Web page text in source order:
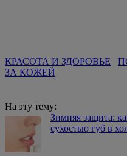
КРАСОТА И ЗДОРОВЬЕ
ЗА КОЖЕЙ
На эту тему:
Зимняя защита:
сухостью губ в